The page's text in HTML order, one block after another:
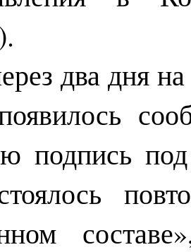
два дня
подпись